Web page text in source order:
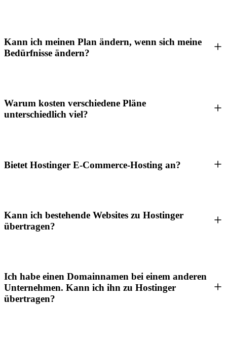
Kann ich meinen Plan ändern, wenn sich meine
Bedürfnisse ändern?
Warum kosten verschiedene Pläne
unterschiedlich viel?
Bietet Hostinger E-Commerce-Hosting an?
Kann ich bestehende Websites zu Hostinger
übertragen?
Ich habe einen Domainnamen bei einem anderen
Unternehmen. Kann ich ihn zu Hostinger
übertragen?